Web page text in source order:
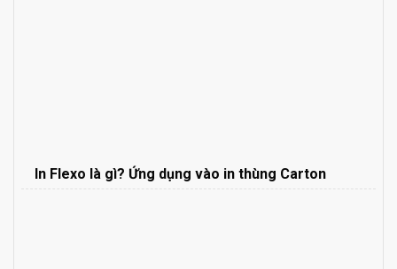
In Flexo là gì? Ứng dụng vào in thùng Carton